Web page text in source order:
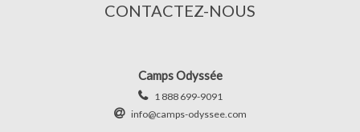
CONTACTEZ-NOUS
Camps Odyssée
1 888 699-9091
info@camps-odyssee.com